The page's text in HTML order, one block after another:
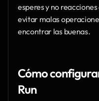
esperes y no
evitar malas
encontrar las buenas.
Cómo
Run